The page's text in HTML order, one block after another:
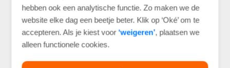
hebben ook een analytische functie. Zo maken we de
website elke dag een beetje beter. Klik op ‘Oké’ om te
accepteren. Als je kiest voor ‘weigeren’, plaatsen we
alleen functionele cookies.